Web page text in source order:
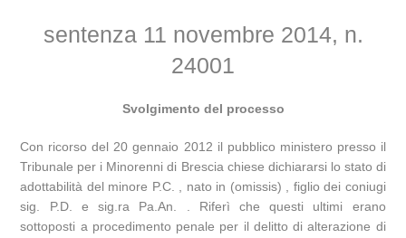
sentenza 11 novembre 2014, n.
24001
Svolgimento del processo
Con ricorso del 20 gennaio 2012 il pubblico ministero presso il
Tribunale per i Minorenni di Brescia chiese dichiararsi lo stato di
adottabilità del minore P.C. , nato in (omissis) , figlio dei coniugi
sig. P.D. e sig.ra Pa.An. . Riferì che questi ultimi erano
sottoposti a procedimento penale per il delitto di alterazione di